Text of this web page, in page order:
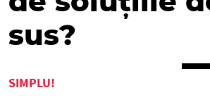
sus?
SIMPLU!